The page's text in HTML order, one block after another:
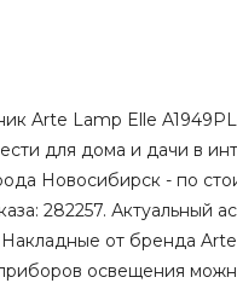
Arte Lamp Elle
для дома и дачи в
Новосибирск - по
282257. Актуальный
Накладные от бренда
освещения